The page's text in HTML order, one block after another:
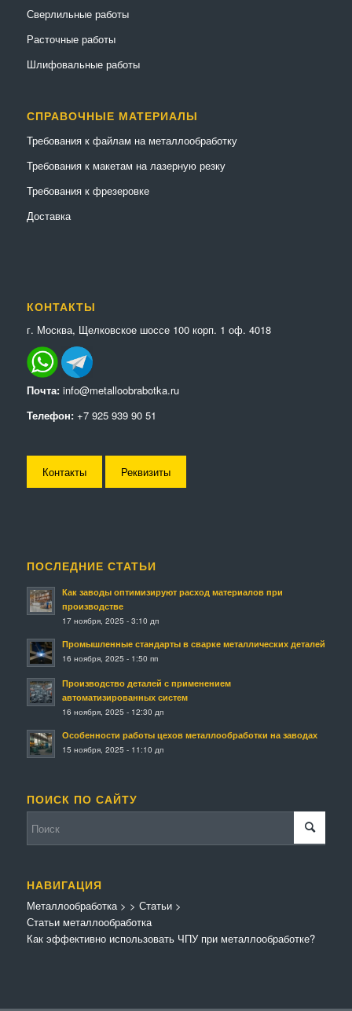
Сверлильные работы
Расточные работы
Шлифовальные работы
СПРАВОЧНЫЕ МАТЕРИАЛЫ
Требования к файлам на металлообработку
Требования к макетам на лазерную резку
Требования к фрезеровке
Доставка
КОНТАКТЫ
г. Москва, Щелковское шоссе 100 корп. 1 оф. 4018
Почта: info@metalloobrabotka.ru
Телефон: +7 925 939 90 51
Контакты Реквизиты
ПОСЛЕДНИЕ СТАТЬИ
Как заводы оптимизируют расход материалов при
производстве
17 ноября, 2025 - 3:10 дп
Промышленные стандарты в сварке металлических деталей
16 ноября, 2025 - 1:50 пп
Производство деталей с применением
автоматизированных систем
16 ноября, 2025 - 12:30 дп
Особенности работы цехов металлообработки на заводах
15 ноября, 2025 - 11:10 дп
ПОИСК ПО САЙТУ
НАВИГАЦИЯ
Металлообработка>
Статьи металлообработка
> Статьи>
Как эффективно использовать ЧПУ при металлообработке?